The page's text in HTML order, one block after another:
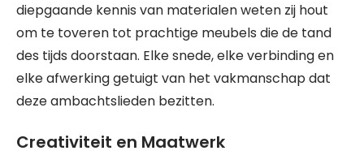
diepgaande kennis van materialen weten zij hout
om te toveren tot prachtige meubels die de tand
des tijds doorstaan. Elke snede, elke verbinding en
elke afwerking getuigt van het vakmanschap dat
deze ambachtslieden bezitten.
Creativiteit en Maatwerk